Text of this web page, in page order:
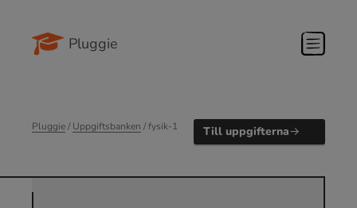
Pluggie
Pluggie/Uppgiftsbanken / fysik-1 Till uppgifterna